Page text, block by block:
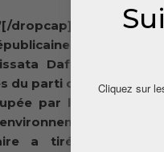
dropcap]Union des
(UFR), la
Daffé, présidente
du parti de Sidya
par la dégradation
La
a tiré la sonnette
Cliquez sur